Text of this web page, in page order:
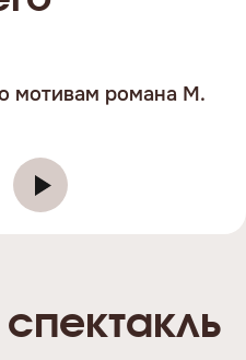
мотивам романа М.